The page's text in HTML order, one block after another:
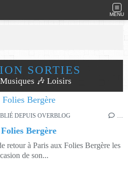
MENU
SORTIES
🎶 Loisirs
DEPUIS OVERBLOG …
Bergère
retour à Paris aux Folies Bergère les
de son...